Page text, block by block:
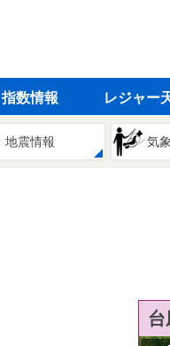
指数情報 レジャー
地震情報 気